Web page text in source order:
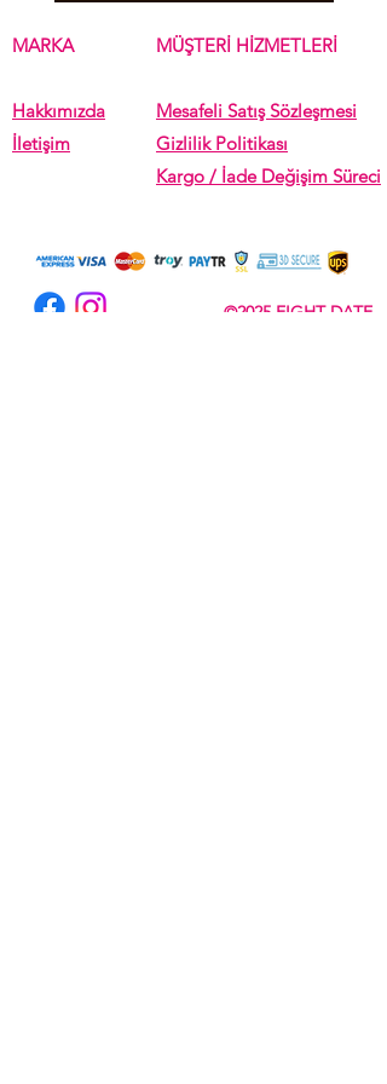
MARKA
Hakkımızda
İletişim
MÜŞTERİ HİZMETLERİ
Mesafeli Satış Sözleşmesi
Gizlilik Politikası
Kargo / İade Değişim Süreci
©2025 EIGHT DATE